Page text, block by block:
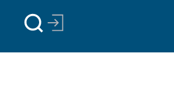
Skip to main content